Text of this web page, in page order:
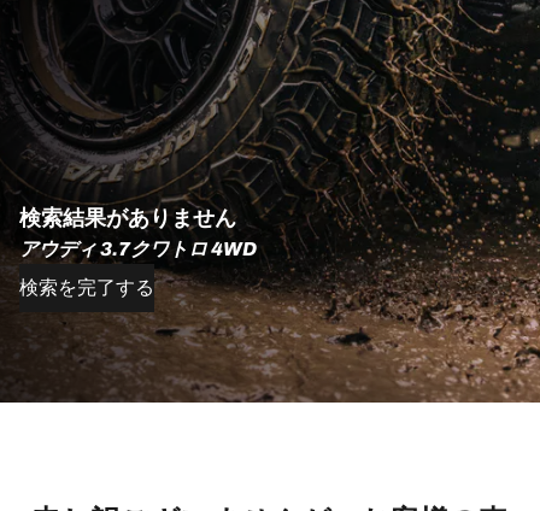
検索結果がありません
アウディ 3.7クワトロ 4WD
検索を完了する